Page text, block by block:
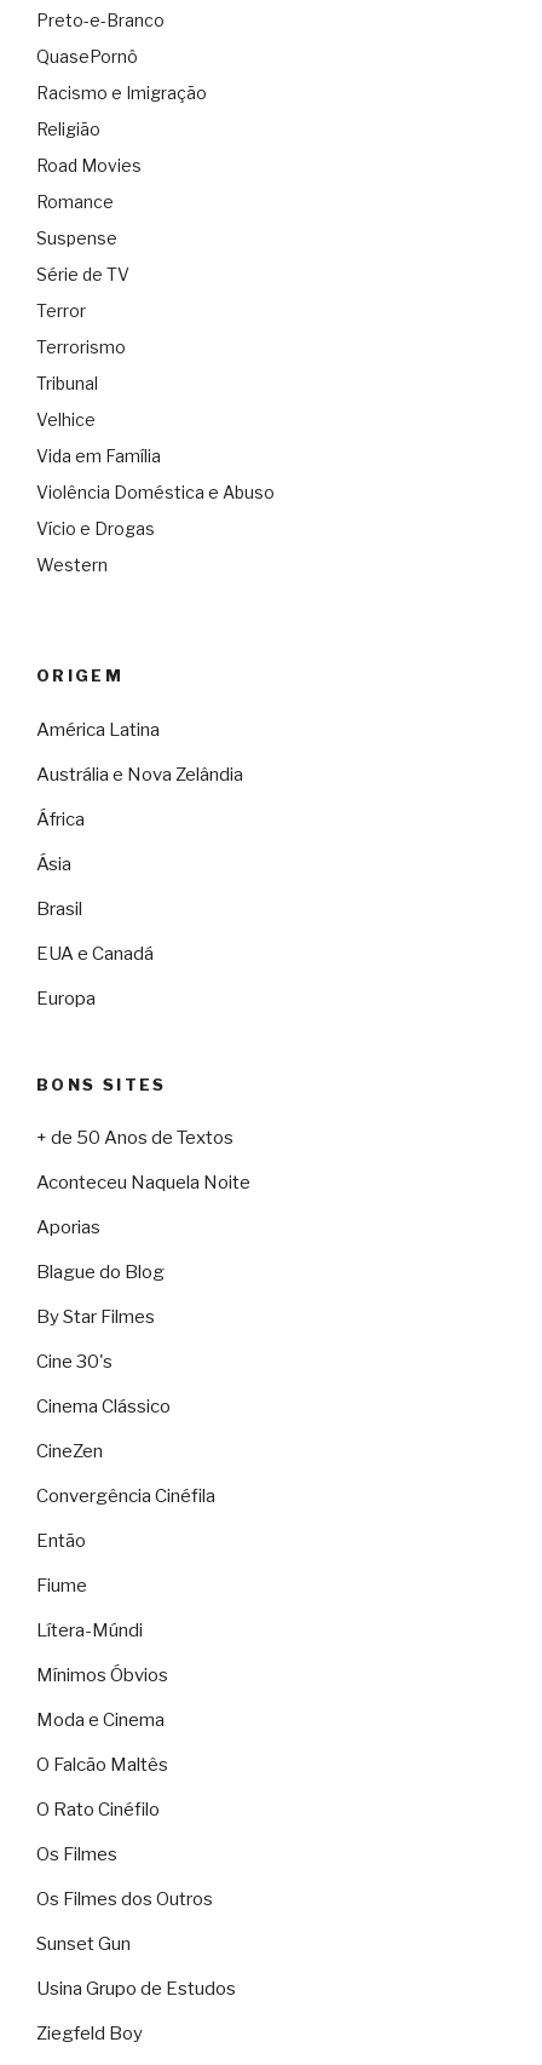
Preto-e-Branco
QuasePornô
Racismo e Imigração
Religião
Road Movies
Romance
Suspense
Série de TV
Terror
Terrorismo
Tribunal
Velhice
Vida em Família
Violência Doméstica e Abuso
Vício e Drogas
Western
ORIGEM
América Latina
Austrália e Nova Zelândia
África
Ásia
Brasil
EUA e Canadá
Europa
BONS SITES
+ de 50 Anos de Textos
Aconteceu Naquela Noite
Aporias
Blague do Blog
By Star Filmes
Cine 30's
Cinema Clássico
CineZen
Convergência Cinéfila
Então
Fiume
Lítera-Múndi
Mínimos Óbvios
Moda e Cinema
O Falcão Maltês
O Rato Cinéfilo
Os Filmes
Os Filmes dos Outros
Sunset Gun
Usina Grupo de Estudos
Ziegfeld Boy